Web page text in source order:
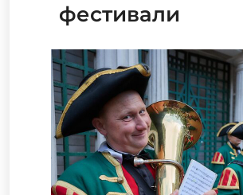
фестивали